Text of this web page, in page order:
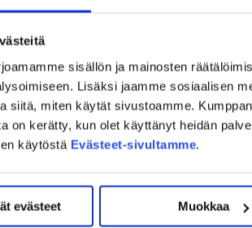
sisällön ja mainosten
Lisäksi jaamme sosiaalisen
siitä, miten käytät sivustoamme.
on kerätty, kun olet käyttänyt heidän
käytöstä Evästeet-sivultamme.
evästeet Muokkaa